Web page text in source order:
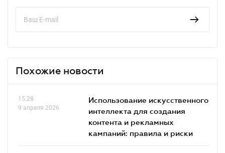
Похожие новости
15.28
9 апреля 2026
Использование искусственного
интеллекта для создания
контента и рекламных
кампаний: правила и риски